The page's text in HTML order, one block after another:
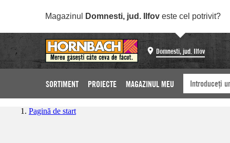
Magazinul Domnesti, jud. Ilfov este cel potrivit?
Domnesti, jud. Ilfov
SORTIMENT PROIECTE MAGAZINUL MEU
Pagină de start